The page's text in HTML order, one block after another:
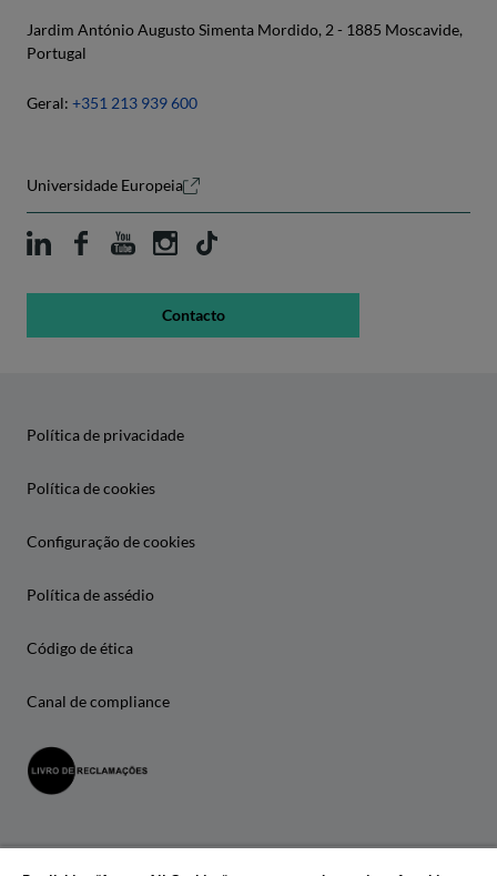
Jardim António Augusto Simenta Mordido, 2 - 1885 Moscavide,
Portugal
Geral: +351 213 939 600
Universidade Europeia
Contacto
Política de privacidade
Política de cookies
Configuração de cookies
Política de assédio
Código de ética
Canal de compliance